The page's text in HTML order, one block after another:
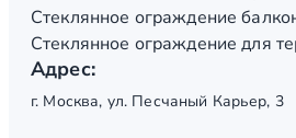
Стеклянное ограждение
Стеклянное ограждение для
Адрес:
г. Москва, ул. Песчаный Карьер, 3